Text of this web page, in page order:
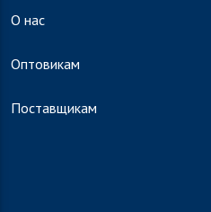
О нас
Оптовикам
Поставщикам